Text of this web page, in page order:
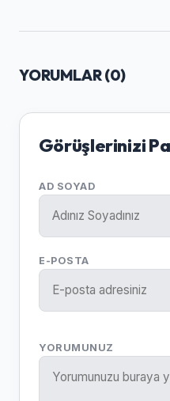
YORUMLAR (0)
Görüşlerinizi
AD SOYAD
E-POSTA
YORUMUNUZ